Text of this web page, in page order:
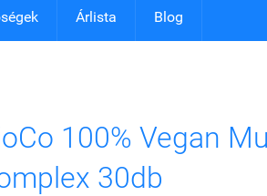
Árlista Blog
100% Vegan
30db